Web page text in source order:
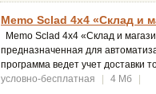
Memo Sclad 4x4 «Склад и
Memo Sclad 4x4 «Склад и
предназначенная для
программа ведет учет доставки
условно-бесплатная
4 Мб